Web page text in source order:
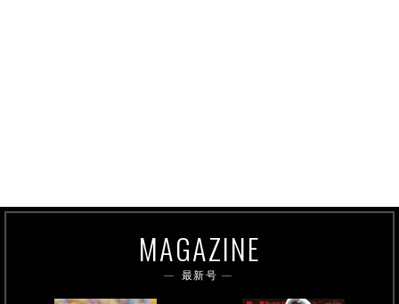
MAGAZINE
最新号